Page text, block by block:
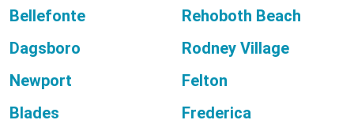
Bellefonte
Rehoboth Beach
Dagsboro
Rodney Village
Newport
Felton
Blades
Frederica